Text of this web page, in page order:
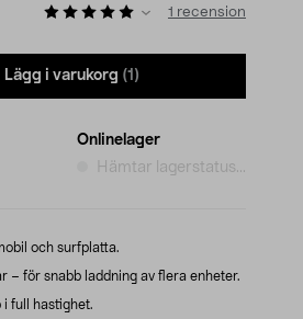
1 recension
Lägg i varukorg (1)
Onlinelager
Hämtar lagerstatus...
och surfplatta.
– för snabb laddning av flera enheter.
i full hastighet.